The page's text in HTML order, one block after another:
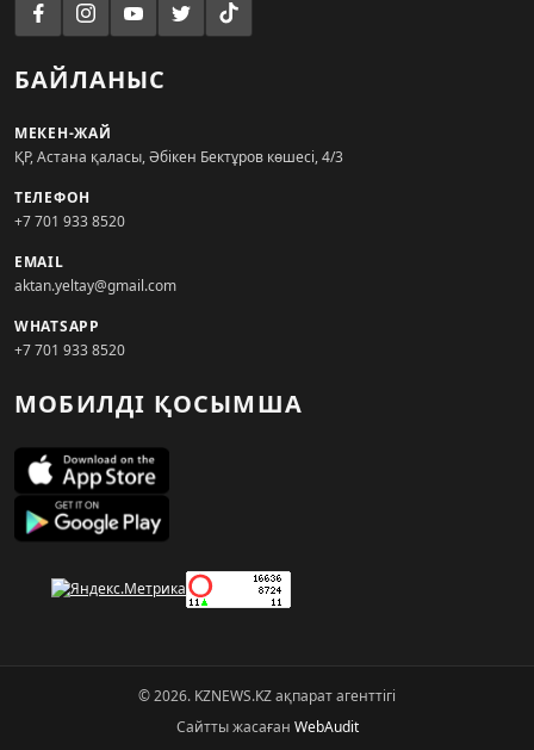
БАЙЛАНЫС
МЕКЕН-ЖАЙ
ҚР, Астана қаласы, Әбікен Бектұров көшесі, 4/3
ТЕЛЕФОН
+7 701 933 8520
EMAIL
aktan.yeltay@gmail.com
WHATSAPP
+7 701 933 8520
МОБИЛДІ ҚОСЫМША
© 2026. KZNEWS.KZ ақпарат агенттігі
Сайтты жасаған WebAudit